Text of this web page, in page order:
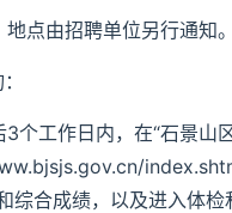
点由招聘单位另行通知。
个工作日内，在“石景山
综合成绩，以及进入体检